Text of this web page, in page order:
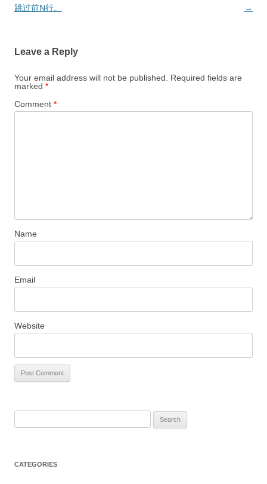
navigation
跳过前N行。
→
Leave a Reply
Your email address will not be published.
Required fields are
marked *
Comment *
Name
Email
Website
r
CATEGORIES